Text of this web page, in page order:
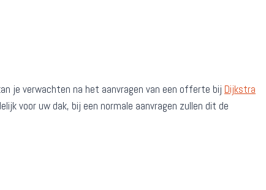
je verwachten na het aanvragen van een offerte bij Dijkstra
voor uw dak, bij een normale aanvragen zullen dit de